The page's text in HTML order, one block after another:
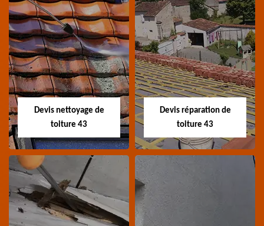
Recherche de fuite
toiture 43
Entreprise recherche
fuite de toiture 43
Devis toiture 43
Devis toiture 43 Haute-
Loire
Devis nettoyage de
toiture 43
Devis nettoyage de
toiture 43
Devis réparation de
toiture 43
toiture 43